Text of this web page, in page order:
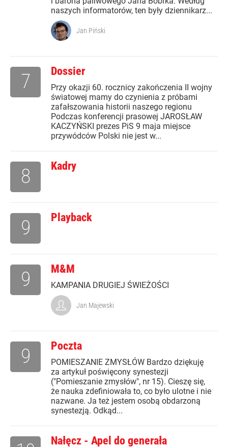
naszych informatorów, ten były dziennikarz...
Jan Piński
Dossier
Przy okazji 60. rocznicy zakończenia II wojny
światowej mamy do czynienia z próbami
zafałszowania historii naszego regionu
Podczas konferencji prasowej JAROSŁAW
KACZYŃSKI prezes PiS 9 maja miejsce
przywódców Polski nie jest w...
7
Kadry
8
Playback
9
M&M
KAMPANIA DRUGIEJ ŚWIEŻOŚCI
9
Jan Majewski
Poczta
POMIESZANIE ZMYSŁÓW Bardzo dziękuję
za artykuł poświęcony synestezji
("Pomieszanie zmysłów", nr 15). Cieszę się,
że nauka zdefiniowała to, co było ulotne i nie
nazwane. Ja też jestem osobą obdarzoną
synestezją. Odkąd...
9
Nałęcz - Apel do generała